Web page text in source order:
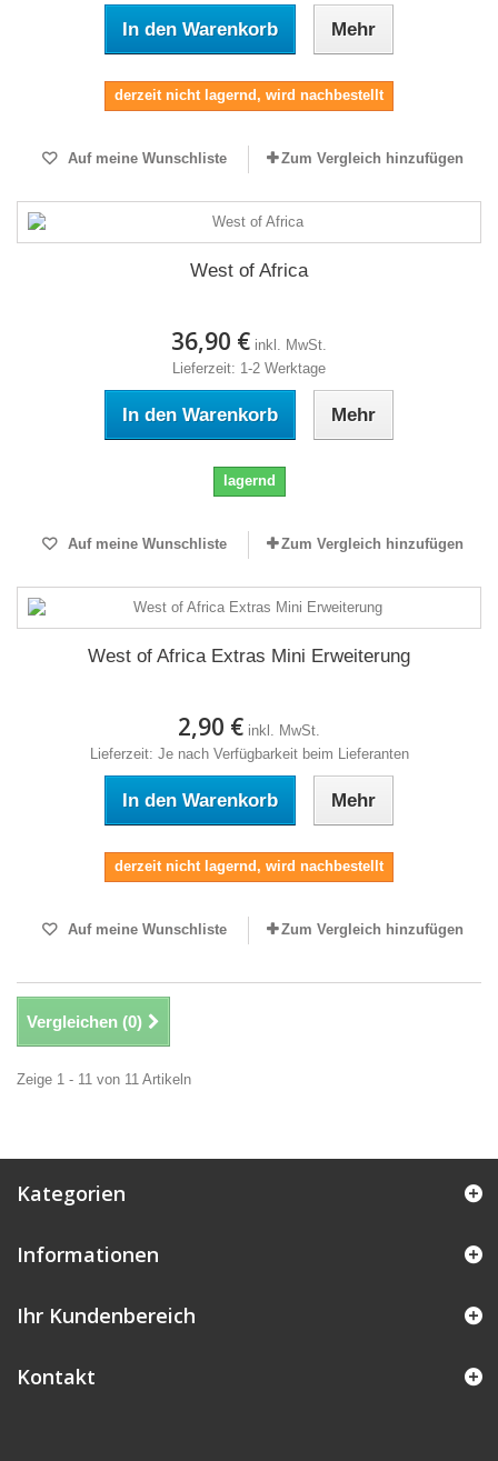
In den Warenkorb Mehr
derzeit nicht lagernd, wird nachbestellt
Auf meine Wunschliste Zum Vergleich hinzufügen
West of Africa
36,90 € inkl. MwSt.
Lieferzeit: 1-2 Werktage
In den Warenkorb Mehr
lagernd
Auf meine Wunschliste Zum Vergleich hinzufügen
West of Africa Extras Mini Erweiterung
2,90 € inkl. MwSt.
Lieferzeit: Je nach Verfügbarkeit beim Lieferanten
In den Warenkorb Mehr
derzeit nicht lagernd, wird nachbestellt
Auf meine Wunschliste Zum Vergleich hinzufügen
Vergleichen (0)
Zeige 1 - 11 von 11 Artikeln
Kategorien
Informationen
Ihr Kundenbereich
Kontakt